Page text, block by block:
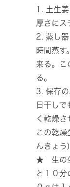
1. 土生
厚さにス
2. 蒸し
時間蒸す
来る。こ
る。
3. 保存
日干しで
く乾燥さ
この乾
んきょう
★ 生の生
と１０分